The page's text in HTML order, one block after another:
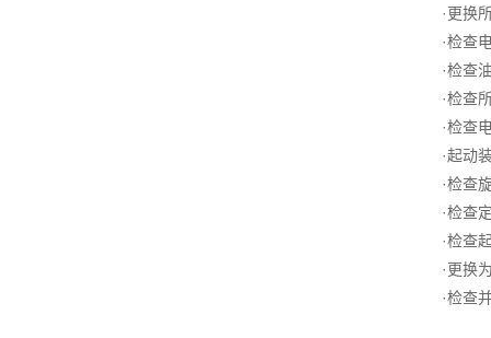
·更换所
·检查电
·检查油
·检查所
·检查电
·起动装
·检查旋
·检查定
·检查起
·更换为
·检查并